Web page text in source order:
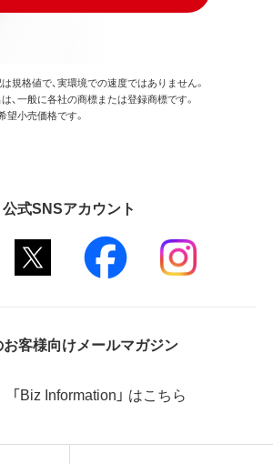
規格値で、実環境での速度ではありません。
、一般に各社の商標または登録商標です。
望小売価格です。
公式SNSアカウント
客様向けメールマガジン
「Biz Information」 はこちら